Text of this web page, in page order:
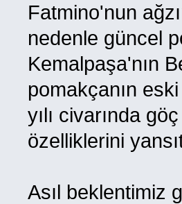
Fatmino'nun
nedenle güncel
Kemalpaşa'nın
pomakçanın
yılı civarında
özelliklerini
Asıl beklentimiz